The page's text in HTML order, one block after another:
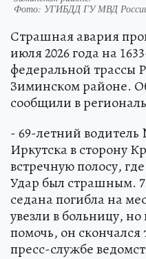
Фото: УГИБДД ГУ МВД
Страшная авария
июля 2026 года на
федеральной трассы
Зиминском районе.
сообщили в
- 69-летний водитель
Иркутска в сторону
встречную полосу,
Удар был страшным.
седана погибла на
увезли в больницу,
помочь, он
пресс-службе